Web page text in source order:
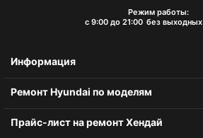
Режим работы:
с 9:00 до 21:00 без выходных
Информация
Ремонт Hyundai по моделям
Прайс-лист на ремонт Хендай